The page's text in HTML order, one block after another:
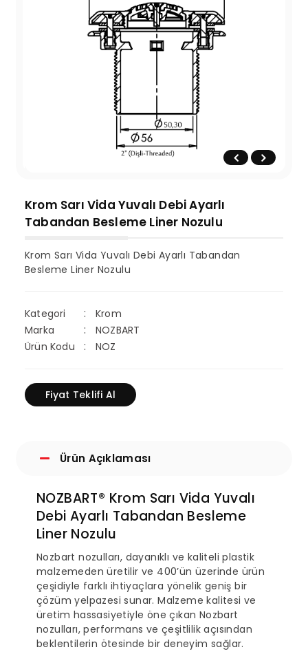
Krom Sarı Vida Yuvalı Debi Ayarlı
Tabandan Besleme Liner Nozulu
Krom Sarı Vida Yuvalı Debi Ayarlı Tabandan
Besleme Liner Nozulu
Kategori
Krom
Marka
NOZBART
Ürün Kodu
NOZ
Fiyat Teklifi Al
Ürün Açıklaması
NOZBART® Krom Sarı Vida Yuvalı
Debi Ayarlı Tabandan Besleme
Liner Nozulu
Nozbart nozulları, dayanıklı ve kaliteli plastik
malzemeden üretilir ve 400’ün üzerinde ürün
çeşidiyle farklı ihtiyaçlara yönelik geniş bir
çözüm yelpazesi sunar. Malzeme kalitesi ve
üretim hassasiyetiyle öne çıkan Nozbart
nozulları, performans ve çeşitlilik açısından
beklentilerin ötesinde bir deneyim sağlar.